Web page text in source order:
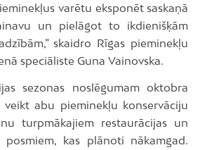
varētu eksponēt saskaņā
un pielāgot to ikdienišķām
skaidro Rīgas pieminekļu
speciāliste Guna Vainovska.
sezonas noslēgumam oktobra
veikt abu pieminekļu konservāciju
turpmākajiem restaurācijas un
posmiem, kas plānoti nākamgad.